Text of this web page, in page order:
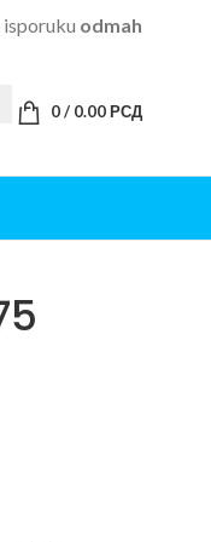
odmah
0/ 0.00РСД